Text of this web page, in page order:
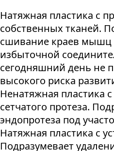
Натяжная пластика с
собственных тканей.
сшивание краев мышц
избыточной
сегодняшний день не
высокого риска
Ненатяжная пластика
сетчатого протеза.
эндопротеза под
Натяжная пластика с
Подразумевает